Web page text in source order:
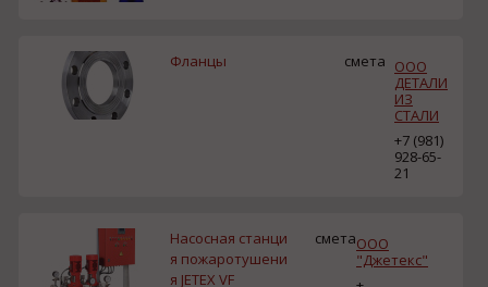
Фланцы смета ООО
ДЕТАЛИ
ИЗ
СТАЛИ
+7 (981)
928-65-
21
Насосная станци
я пожаротушени
я JETEX VF
сметаООО
"Джетекс"